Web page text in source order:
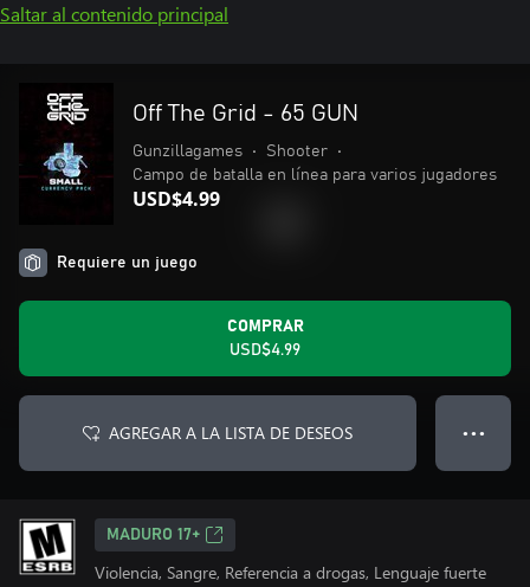
Saltar al contenido principal
Off The Grid - 65 GUN
Gunzillagames • Shooter
•
Campo de batalla en línea para varios jugadores
USD$4.99
Requiere un juego
COMPRAR
USD$4.99
AGREGAR A LA LISTA DE DESEOS ● ● ●
MADURO 17+
Violencia, Sangre, Referencia a drogas, Lenguaje fuerte